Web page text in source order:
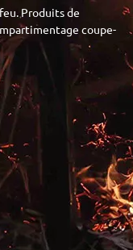
Produits de
coupe-